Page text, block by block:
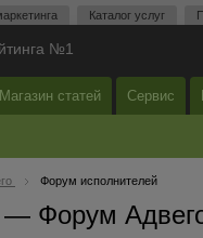
Каталог услуг
№1
Магазин статей Сервис
Форум исполнителей
— Форум